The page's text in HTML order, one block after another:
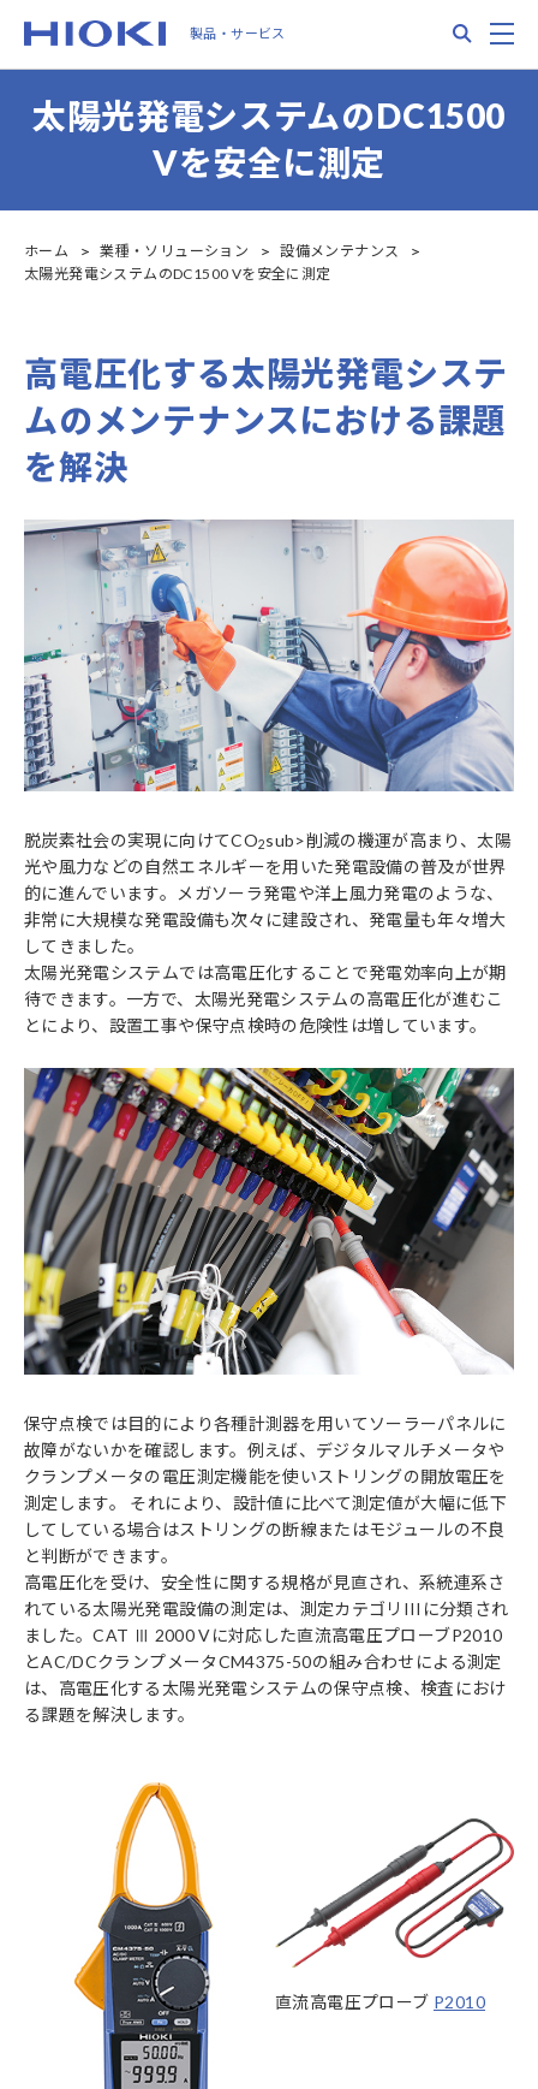
main
製品・サービス
太陽光発電システムのDC1500
Vを安全に測定
ホーム 業種・ソリューション
設備メンテナンス
太陽光発電システムのDC1500 Vを安全に測定
高電圧化する太陽光発電システ
ムのメンテナンスにおける課題
を解決
脱炭素社会の実現に向けてCO2sub>削減の機運が高まり、太陽
光や風力などの自然エネルギーを用いた発電設備の普及が世界
的に進んでいます。メガソーラ発電や洋上風力発電のような、
非常に大規模な発電設備も次々に建設され、発電量も年々増大
してきました。
太陽光発電システムでは高電圧化することで発電効率向上が期
待できます。一方で、太陽光発電システムの高電圧化が進むこ
とにより、設置工事や保守点検時の危険性は増しています。
保守点検では目的により各種計測器を用いてソーラーパネルに
故障がないかを確認します。例えば、デジタルマルチメータや
クランプメータの電圧測定機能を使いストリングの開放電圧を
測定します。 それにより、設計値に比べて測定値が大幅に低下
してしている場合はストリングの断線またはモジュールの不良
と判断ができます。
高電圧化を受け、安全性に関する規格が見直され、系統連系さ
れている太陽光発電設備の測定は、測定カテゴリIIIに分類され
ました。CAT Ⅲ 2000 Vに対応した直流高電圧プローブP2010
とAC/DCクランプメータCM4375-50の組み合わせによる測定
は、高電圧化する太陽光発電システムの保守点検、検査におけ
る課題を解決します。
直流高電圧プローブ P2010